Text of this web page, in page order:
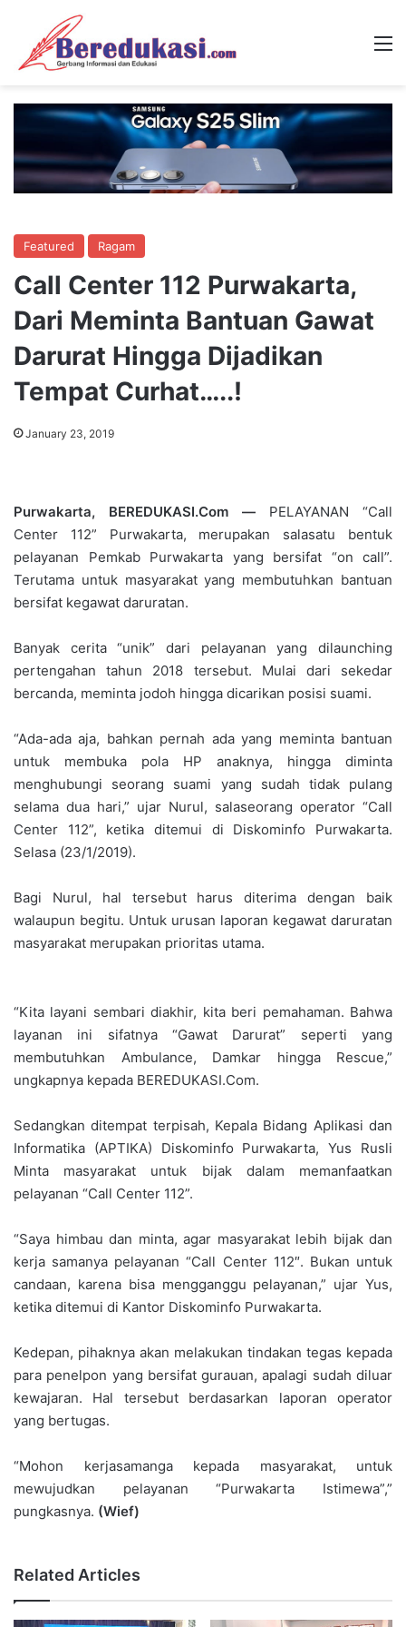
Featured Ragam
Call Center 112 Purwakarta,
Dari Meminta Bantuan Gawat
Darurat Hingga Dijadikan
Tempat Curhat…..!
January 23, 2019
Purwakarta, BEREDUKASI.Com — PELAYANAN “Call
Center 112” Purwakarta, merupakan salasatu bentuk
pelayanan Pemkab Purwakarta yang bersifat “on call”.
Terutama untuk masyarakat yang membutuhkan bantuan
bersifat kegawat daruratan.
Banyak cerita “unik” dari pelayanan yang dilaunching
pertengahan tahun 2018 tersebut. Mulai dari sekedar
bercanda, meminta jodoh hingga dicarikan posisi suami.
“Ada-ada aja, bahkan pernah ada yang meminta bantuan
untuk membuka pola HP anaknya, hingga diminta
menghubungi seorang suami yang sudah tidak pulang
selama dua hari,” ujar Nurul, salaseorang operator “Call
Center 112”, ketika ditemui di Diskominfo Purwakarta.
Selasa (23/1/2019).
Bagi Nurul, hal tersebut harus diterima dengan baik
walaupun begitu. Untuk urusan laporan kegawat daruratan
masyarakat merupakan prioritas utama.
“Kita layani sembari diakhir, kita beri pemahaman. Bahwa
layanan ini sifatnya “Gawat Darurat” seperti yang
membutuhkan Ambulance, Damkar hingga Rescue,”
ungkapnya kepada BEREDUKASI.Com.
Sedangkan ditempat terpisah, Kepala Bidang Aplikasi dan
Informatika (APTIKA) Diskominfo Purwakarta, Yus Rusli
Minta masyarakat untuk bijak dalam memanfaatkan
pelayanan “Call Center 112”.
“Saya himbau dan minta, agar masyarakat lebih bijak dan
kerja samanya pelayanan “Call Center 112″. Bukan untuk
candaan, karena bisa mengganggu pelayanan,” ujar Yus,
ketika ditemui di Kantor Diskominfo Purwakarta.
Kedepan, pihaknya akan melakukan tindakan tegas kepada
para penelpon yang bersifat gurauan, apalagi sudah diluar
kewajaran. Hal tersebut berdasarkan laporan operator
yang bertugas.
“Mohon kerjasamanga kepada masyarakat, untuk
mewujudkan pelayanan “Purwakarta Istimewa”,”
pungkasnya. (Wief)
Related Articles